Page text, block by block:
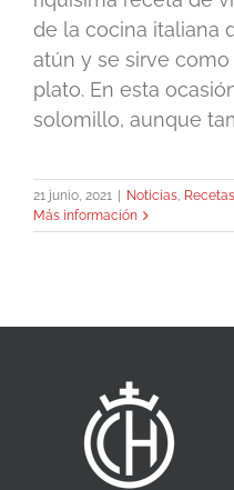
de la cocina italiana
atún y se sirve
plato. En esta
solomillo, aunque
21 junio, 2021 Noticias, Recetas
Más información